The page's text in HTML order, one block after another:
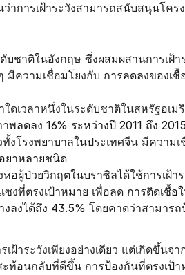
าการเฝ้าระวังสามารถสนับสนุนโคร
ชาติในอังกฤษ ซึ่งผสมผสานการเฝ้า
มีความเชื่อมโยงกับ การลดลงของเชื้
ดเวลาหนึ่งในระดับชาติในสหรัฐอเม
พลดลง 16% ระหว่างปี 2011 ถึง 2015
ทั้งโรงพยาบาลในประเทศจีน มีความ
ยาหลายชนิด
อผู้ป่วยวิกฤตในบราซิลได้ใช้การเฝ้า
งที่ตรงเป้าหมาย เพื่อลด การติดเชื้อ
ลงได้ถึง 43.5% โดยคาดว่าสามาร
ฝ้าระวังเพียงอย่างเดียว แต่เกิดขึ้นจ
ท้อนกลับที่ดีขึ้น การป้องกันที่ตรงเป้